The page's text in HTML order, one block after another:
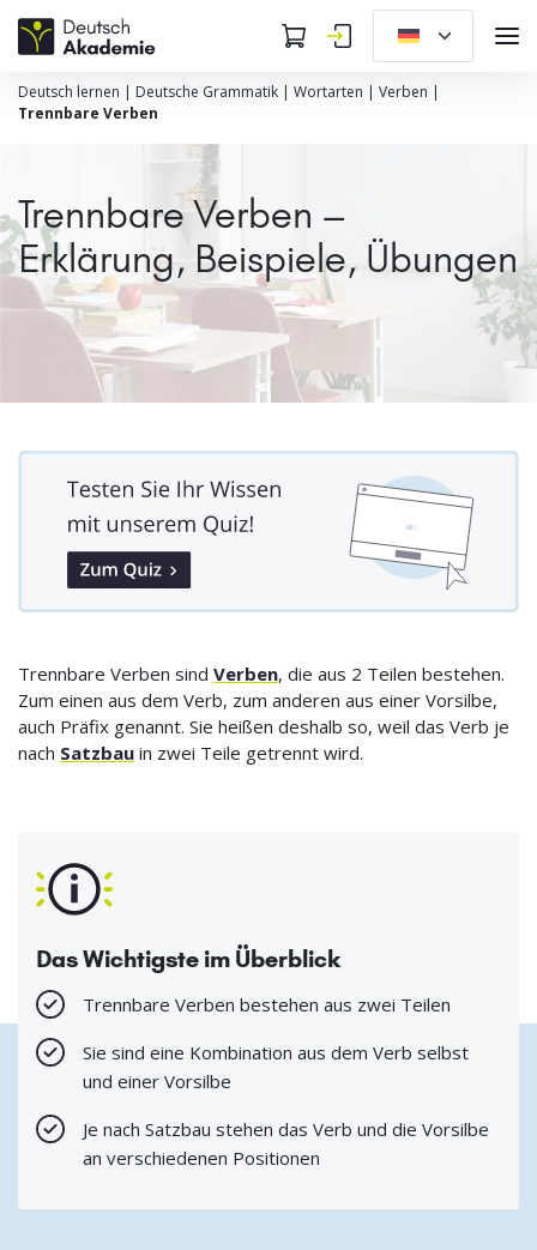
Deutsch lernen | Deutsche Grammatik | Wortarten | Verben |
Trennbare Verben
Trennbare Verben –
Erklärung, Beispiele, Übungen
Trennbare Verben sind Verben, die aus 2 Teilen bestehen.
Zum einen aus dem Verb, zum anderen aus einer Vorsilbe,
auch Präfix genannt. Sie heißen deshalb so, weil das Verb je
nach Satzbau in zwei Teile getrennt wird.
Das Wichtigste im Überblick
Trennbare Verben bestehen aus zwei Teilen
Sie sind eine Kombination aus dem Verb selbst
und einer Vorsilbe
Je nach Satzbau stehen das Verb und die Vorsilbe
an verschiedenen Positionen